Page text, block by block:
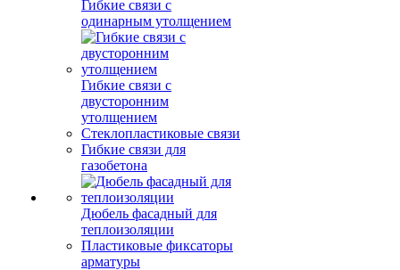
Гибкие связи с
одинарным утолщением
Гибкие связи с
двусторонним
утолщением
Стеклопластиковые связи
Гибкие связи для
газобетона
Дюбель фасадный для
теплоизоляции
Пластиковые фиксаторы
арматуры